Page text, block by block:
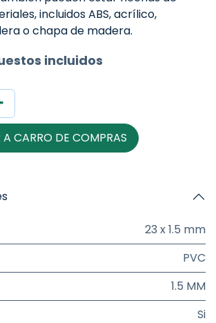
incluidos ABS, acrílico,
o chapa de madera.
incluidos
CARRO DE COMPRAS
23 x 1.5 mm
PVC
1.5 MM
Si